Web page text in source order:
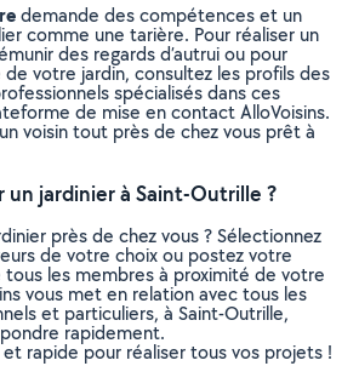
demande des compétences et un
comme une tarière. Pour réaliser un
des regards d’autrui ou pour
votre jardin, consultez les profils des
spécialisés dans ces
de mise en contact AlloVoisins.
voisin tout près de chez vous prêt à
jardinier à Saint-Outrille ?
près de chez vous ? Sélectionnez
de votre choix ou postez votre
les membres à proximité de votre
vous met en relation avec tous les
et particuliers, à Saint-Outrille,
rapidement.
rapide pour réaliser tous vos projets !